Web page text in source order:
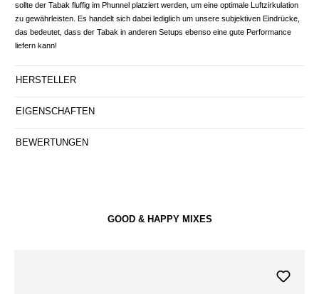
sollte der Tabak fluffig im Phunnel platziert werden, um eine optimale Luftzirkulation
zu gewährleisten. Es handelt sich dabei lediglich um unsere subjektiven Eindrücke,
das bedeutet, dass der Tabak in anderen Setups ebenso eine gute Performance
liefern kann!
HERSTELLER
EIGENSCHAFTEN
BEWERTUNGEN
GOOD & HAPPY MIXES